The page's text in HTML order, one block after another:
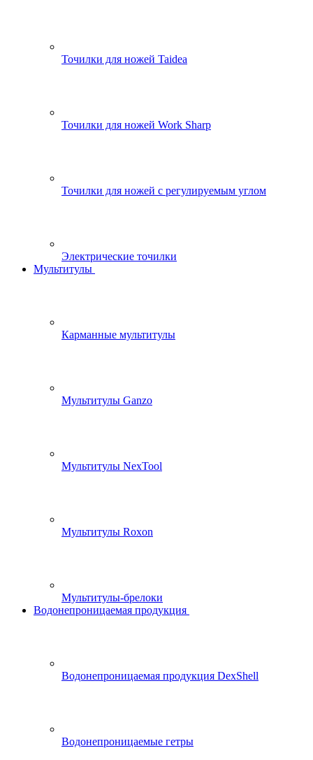
Точилки для ножей Taidea
Точилки для ножей Work Sharp
Точилки для ножей с регулируемым углом
Электрические точилки
Мультитулы
Карманные мультитулы
Мультитулы Ganzo
Мультитулы NexTool
Мультитулы Roxon
Мультитулы-брелоки
Водонепроницаемая продукция
Водонепроницаемая продукция DexShell
Водонепроницаемые гетры